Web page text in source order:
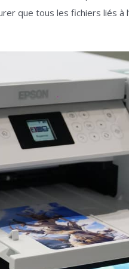
que tous les fichiers liés à